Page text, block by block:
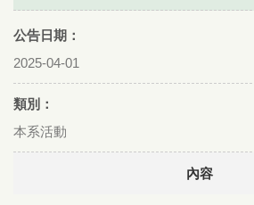
公告日期：
2025-04-01
類別：
本系活動
內容